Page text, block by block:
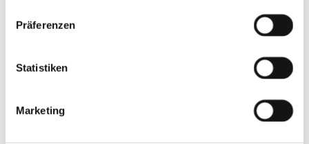
Präferenzen
Statistiken
Marketing